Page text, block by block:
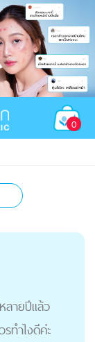
0
ายปีแล้ว
ทำไงดีค่ะ